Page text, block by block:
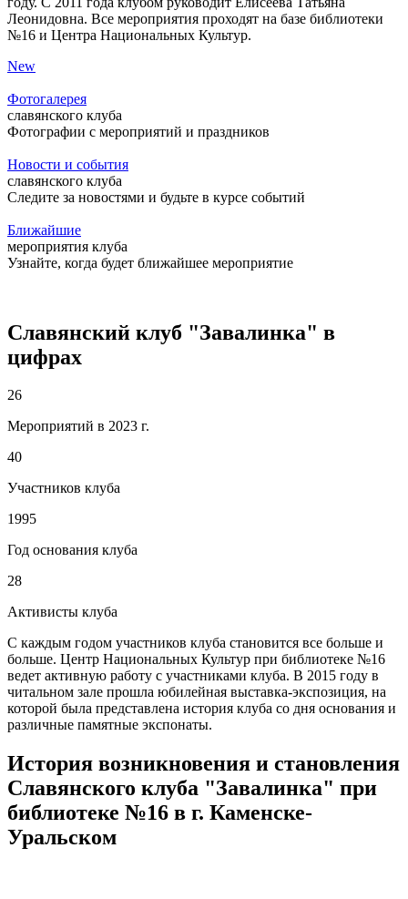
Леонидовна. Все мероприятия проходят на базе библиотеки
№16 и Центра Национальных Культур.
New
Фотогалерея
славянского клуба
Фотографии с мероприятий и праздников
Новости и события
славянского клуба
Следите за новостями и будьте в курсе событий
Ближайшие
мероприятия клуба
Узнайте, когда будет ближайшее мероприятие
Славянский клуб "Завалинка" в
цифрах
26
Мероприятий в 2023 г.
40
Участников клуба
1995
Год основания клуба
28
Активисты клуба
С каждым годом участников клуба становится все больше и
больше. Центр Национальных Культур при библиотеке №16
ведет активную работу с участниками клуба. В 2015 году в
читальном зале прошла юбилейная выставка-экспозиция, на
которой была представлена история клуба со дня основания и
различные памятные экспонаты.
История возникновения и становления
Славянского клуба "Завалинка" при
библиотеке №16 в г. Каменске-
Уральском